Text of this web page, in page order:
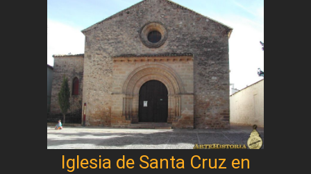
Iglesia de Santa Cruz en